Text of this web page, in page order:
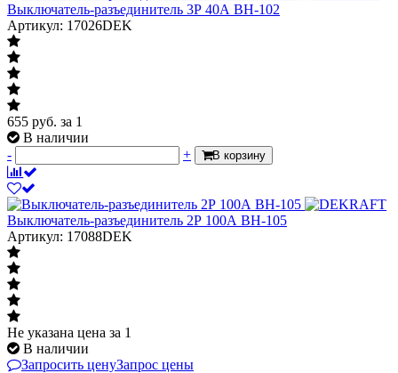
Выключатель-разъединитель 3Р 40А ВН-102
Артикул: 17026DEK
655 руб. за 1
В наличии
-
+ В корзину
Выключатель-разъединитель 2Р 100А ВН-105
Артикул: 17088DEK
Не указана цена за 1
В наличии
Запросить ценуЗапрос цены